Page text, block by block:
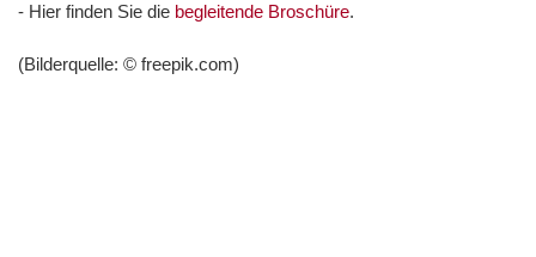
- Hier finden Sie die begleitende Broschüre.
(Bilderquelle: © freepik.com)